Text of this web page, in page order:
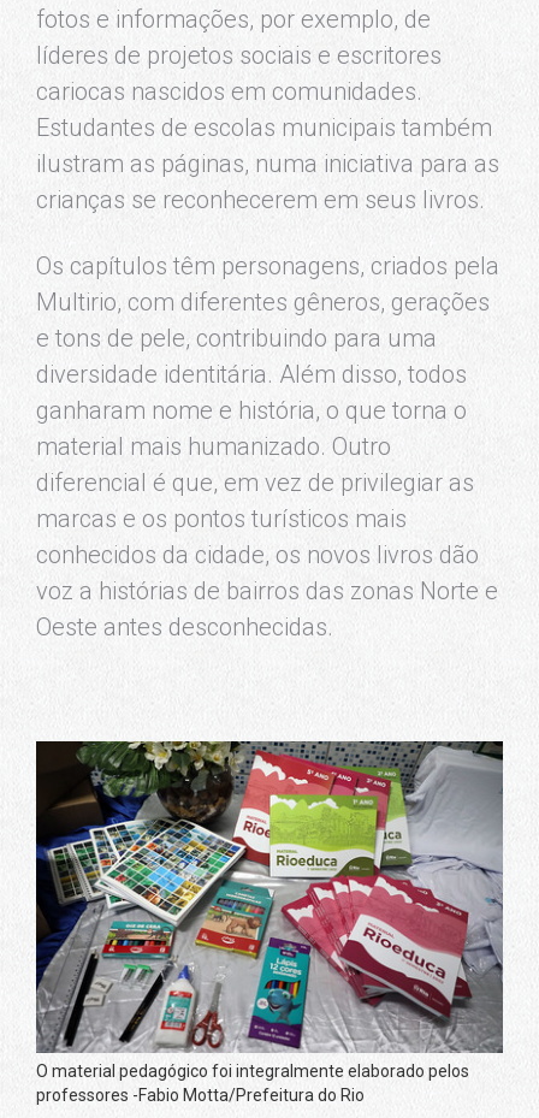
fotos e informações, por exemplo, de
líderes de projetos sociais e escritores
cariocas nascidos em comunidades.
Estudantes de escolas municipais também
ilustram as páginas, numa iniciativa para as
crianças se reconhecerem em seus livros.
Os capítulos têm personagens, criados pela
Multirio, com diferentes gêneros, gerações
e tons de pele, contribuindo para uma
diversidade identitária. Além disso, todos
ganharam nome e história, o que torna o
material mais humanizado. Outro
diferencial é que, em vez de privilegiar as
marcas e os pontos turísticos mais
conhecidos da cidade, os novos livros dão
voz a histórias de bairros das zonas Norte e
Oeste antes desconhecidas.
O material pedagógico foi integralmente elaborado pelos
professores -Fabio Motta/Prefeitura do Rio